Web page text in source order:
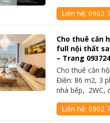
Liên hệ:0902
Cho thuê căn
full nội thất
– Trang
Cho thuê căn
Điền: 86 m2, 3
nhà bếp, 2WC,
Liên hệ:0902